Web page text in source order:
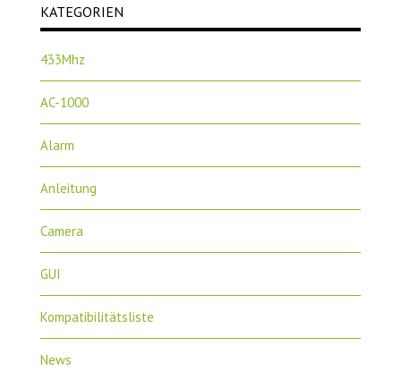
KATEGORIEN
433Mhz
AC-1000
Alarm
Anleitung
Camera
GUI
Kompatibilitätsliste
News